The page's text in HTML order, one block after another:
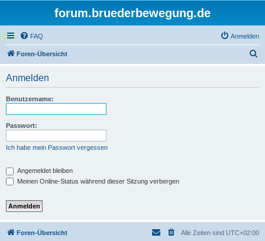
forum.bruederbewegung.de
FAQ Anmelden
Foren-Übersicht
Anmelden
Benutzername:
Passwort:
Ich habe mein Passwort vergessen
Angemeldet bleiben
Meinen Online-Status während dieser Sitzung verbergen
Foren-Übersicht Alle Zeiten sind UTC+02:00